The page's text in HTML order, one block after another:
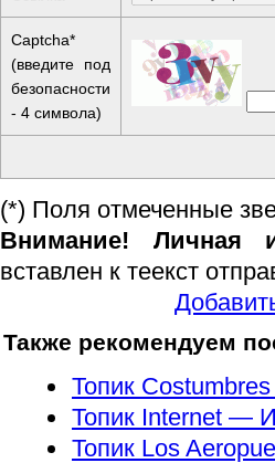
Captcha*
(введите под
безопасности
- 4 символа)
(*) Поля отмеченные
Внимание! Личная
вставлен к теекст
Также рекомендуем
Топик
Топик Internet —
Топик Los